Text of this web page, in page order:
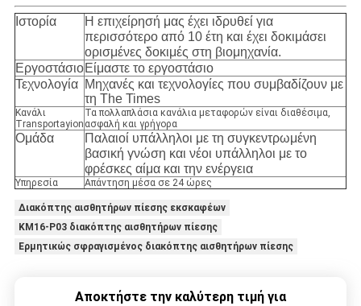
Ιστορία
Η επιχείρησή μας έχει ιδρυθεί για
περισσότερο από 10 έτη και έχει δοκιμάσει
ορισμένες δοκιμές στη βιομηχανία.
ΕργοστάσιοΕίμαστε το εργοστάσιο
Τεχνολογία Μηχανές και τεχνολογίες που συμβαδίζουν με
τη The Times
Κανάλι
Transportayion
Τα πολλαπλάσια κανάλια μεταφορών είναι διαθέσιμα,
ασφαλή και γρήγορα
Ομάδα
Παλαιοί υπάλληλοι με τη συγκεντρωμένη
βασική γνώση και νέοι υπάλληλοι με το
φρέσκες αίμα και την ενέργεια
Υπηρεσία Απάντηση μέσα σε 24 ώρες
Διακόπτης αισθητήρων πίεσης εκσκαφέων
KM16-P03 διακόπτης αισθητήρων πίεσης
Ερμητικώς σφραγισμένος διακόπτης αισθητήρων πίεσης
Αποκτήστε την καλύτερη τιμή για